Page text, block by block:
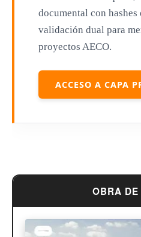
Le Corbusier
William Pereira
Antoni Gaudí
documental con
validación dual para
proyectos AECO.
ACCESO A CAPA
OBRA